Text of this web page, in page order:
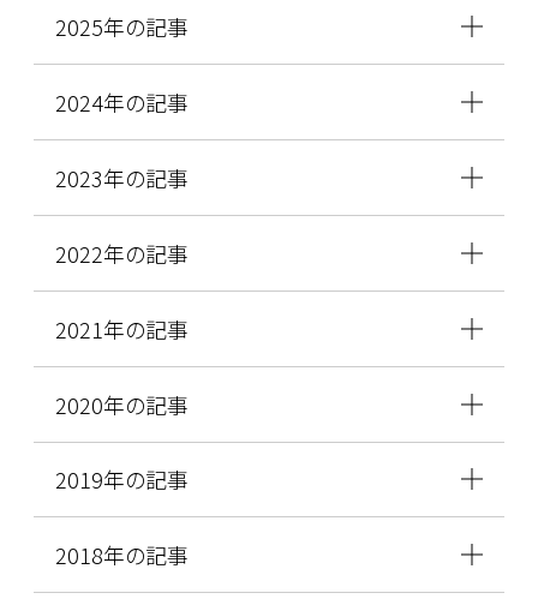
2025年の記事
2024年の記事
2023年の記事
2022年の記事
2021年の記事
2020年の記事
2019年の記事
2018年の記事